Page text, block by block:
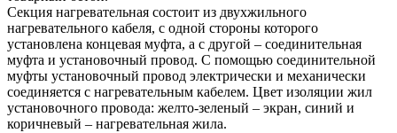
Секция нагревательная состоит из двухжильного
нагревательного кабеля, с одной стороны которого
установлена концевая муфта, а с другой – соединительная
муфта и установочный провод. С помощью соединительной
муфты установочный провод электрически и механически
соединяется с нагревательным кабелем. Цвет изоляции жил
установочного провода: желто-зеленый – экран, синий и
коричневый – нагревательная жила.